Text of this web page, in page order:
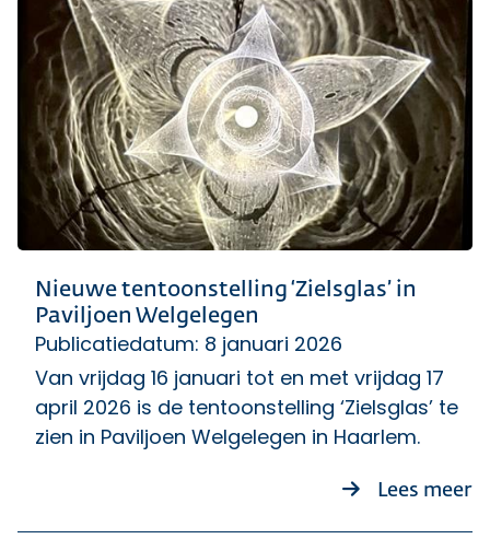
Nieuwe tentoonstelling ‘Zielsglas’ in
Paviljoen Welgelegen
Publicatiedatum: 8 januari 2026
Van vrijdag 16 januari tot en met vrijdag 17
april 2026 is de tentoonstelling ‘Zielsglas’ te
zien in Paviljoen Welgelegen in Haarlem.
Lees meer